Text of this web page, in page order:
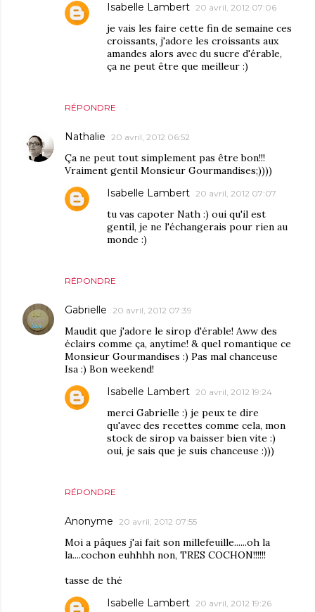
RÉPONDRE
Isabelle Lambert 20 avril, 2012 07:06
je vais les faire cette fin de semaine ces
croissants, j'adore les croissants aux
amandes alors avec du sucre d'érable,
ça ne peut être que meilleur :)
Nathalie 20 avril, 2012 06:52
Ça ne peut tout simplement pas être bon!!!
Vraiment gentil Monsieur Gourmandises;))))
RÉPONDRE
Isabelle Lambert 20 avril, 2012 07:07
tu vas capoter Nath :) oui qu'il est
gentil, je ne l'échangerais pour rien au
monde :)
Gabrielle 20 avril, 2012 07:39
Maudit que j'adore le sirop d'érable! Aww des
éclairs comme ça, anytime! & quel romantique ce
Monsieur Gourmandises :) Pas mal chanceuse
Isa :) Bon weekend!
RÉPONDRE
Isabelle Lambert 20 avril, 2012 19:24
merci Gabrielle :) je peux te dire
qu'avec des recettes comme cela, mon
stock de sirop va baisser bien vite :)
oui, je sais que je suis chanceuse :)))
Anonyme 20 avril, 2012 07:55
Moi a pâques j'ai fait son millefeuille......oh la
la....cochon euhhhh non, TRES COCHON!!!!!!
tasse de thé
Isabelle Lambert 20 avril, 2012 19:26